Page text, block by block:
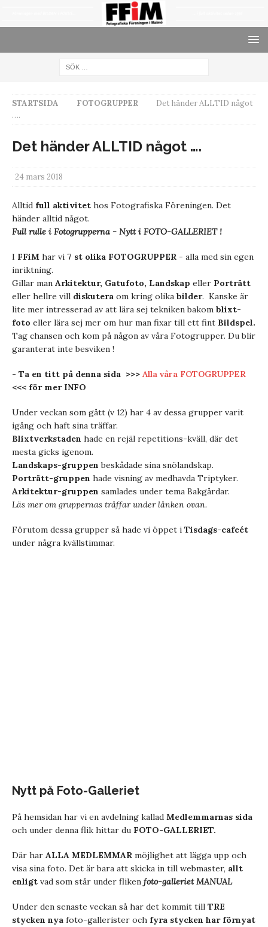
STARTSIDA FOTOGRUPPER
Det händer ALLTID något
….
Det händer ALLTID något ….
24 mars 2018
Alltid full aktivitet hos Fotografiska Föreningen. Det
händer alltid något.
Full rulle i Fotogrupperna - Nytt i FOTO-GALLERIET !
I FFiM har vi 7 st olika FOTOGRUPPER - alla med sin egen
inriktning.
Gillar man Arkitektur, Gatufoto, Landskap eller Porträtt
eller hellre vill diskutera om kring olika bilder. Kanske är
lite mer intresserad av att lära sej tekniken bakom blixt-
foto eller lära sej mer om hur man fixar till ett fint Bildspel.
Tag chansen och kom på någon av våra Fotogrupper. Du blir
garanterat inte besviken !
- Ta en titt på denna sida >>> Alla våra FOTOGRUPPER
<<< för mer INFO
Under veckan som gått (v 12) har 4 av dessa grupper varit
igång och haft sina träffar.
Blixtverkstaden hade en rejäl repetitions-kväll, där det
mesta gicks igenom.
Landskaps-gruppen beskådade sina snölandskap.
Porträtt-gruppen hade visning av medhavda Triptyker.
Arkitektur-gruppen samlades under tema Bakgårdar.
Läs mer om gruppernas träffar under länken ovan.
Förutom dessa grupper så hade vi öppet i Tisdags-cafeét
under några kvällstimmar.
Nytt på Foto-Galleriet
På hemsidan har vi en avdelning kallad Medlemmarnas sida
och under denna flik hittar du FOTO-GALLERIET.
Där har ALLA MEDLEMMAR möjlighet att lägga upp och
visa sina foto. Det är bara att skicka in till webmaster, allt
enligt vad som står under fliken foto-galleriet MANUAL
Under den senaste veckan så har det kommit till TRE
stycken nya foto-gallerister och fyra stycken har förnyat